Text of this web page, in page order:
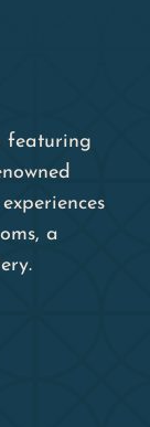
featuring
a